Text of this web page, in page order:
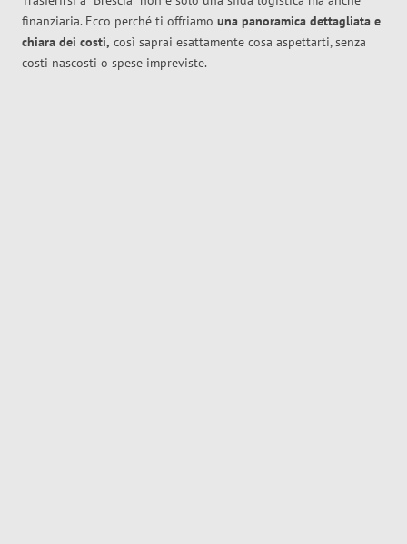
finanziaria. Ecco perché ti offriamo una panoramica dettagliata e
chiara dei costi, così saprai esattamente cosa aspettarti, senza
costi nascosti o spese impreviste.